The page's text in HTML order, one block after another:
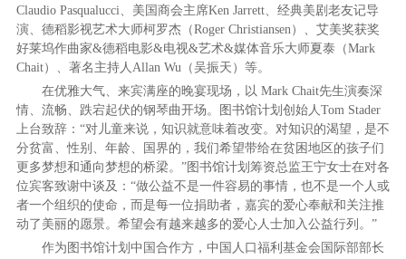
Claudio Pasqualucci、美国商会主席Ken Jarrett、经典美剧老友记导
演、德稻影视艺术大师柯罗杰（Roger Christiansen）、艾美奖获奖
好莱坞作曲家&德稻电影&电视&艺术&媒体音乐大师夏泰（Mark
Chait）、著名主持人Allan Wu（吴振天）等。
在优雅大气、来宾满座的晚宴现场，以 Mark Chait先生演奏深
情、流畅、跌宕起伏的钢琴曲开场。图书馆计划创始人Tom Stader
上台致辞：“对儿童来说，知识就意味着改变。对知识的渴望，是不
分贫富、性别、年龄、国界的，我们希望带给在贫困地区的孩子们
更多梦想和通向梦想的桥梁。”图书馆计划筹资总监王宁女士在对各
位宾客致谢中谈及：“做公益不是一件容易的事情，也不是一个人或
者一个组织的使命，而是每一位捐助者，嘉宾的爱心奉献和关注推
动了美丽的愿景。希望会有越来越多的爱心人士加入公益行列。”
作为图书馆计划中国合作方，中国人口福利基金会国际部部长